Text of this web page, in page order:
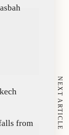
NEXT ARTICLE